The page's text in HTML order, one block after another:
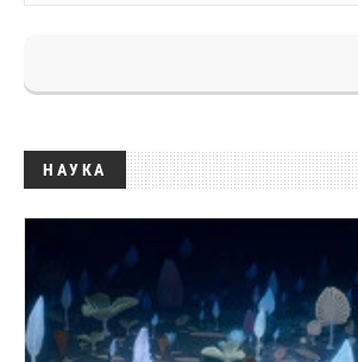
НАУКА